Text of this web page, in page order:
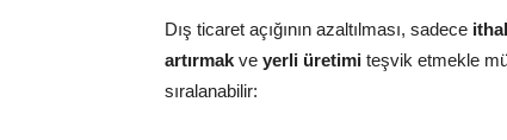
Dış ticaret açığının azaltılması, sadece
artırmak ve yerli üretimi teşvik etmekle
sıralanabilir: